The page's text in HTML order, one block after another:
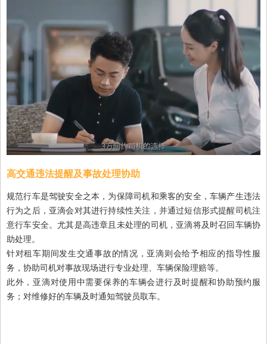
高交通违法提醒及事故处理协助
规范行车是驾驶安全之本，为保障司机和乘客的安全，车辆产生违法
行为之后，亚滴会对其进行持续性关注，并通过短信形式提醒司机注
意行车安全。尤其是高违章且未处理的司机，亚滴将及时召回车辆协
助处理。
针对租车期间发生交通事故的情况，亚滴则会给予相应的指导性服
务，协助司机对事故现场进行专业处理、车辆保险理赔等。
此外，亚滴对使用中需要保养的车辆会进行及时提醒和协助预约服
务；对维修好的车辆及时通知驾驶员取车。